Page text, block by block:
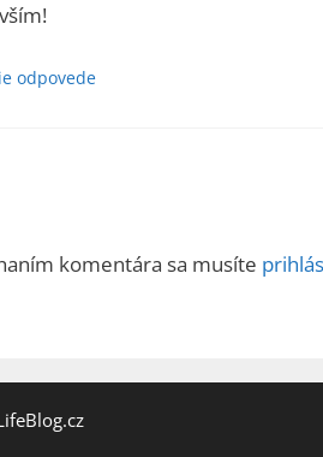
odpovede
komentára sa musíte